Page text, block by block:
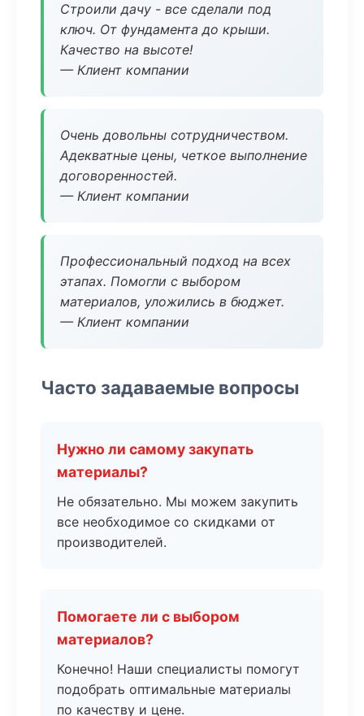
Строили дачу - все сделали под
ключ. От фундамента до крыши.
Качество на высоте!
— Клиент компании
Очень довольны сотрудничеством.
Адекватные цены, четкое выполнение
договоренностей.
— Клиент компании
Профессиональный подход на всех
этапах. Помогли с выбором
материалов, уложились в бюджет.
— Клиент компании
Часто задаваемые вопросы
Нужно ли самому закупать
материалы?
Не обязательно. Мы можем закупить
все необходимое со скидками от
производителей.
Помогаете ли с выбором
материалов?
Конечно! Наши специалисты помогут
подобрать оптимальные материалы
по качеству и цене.